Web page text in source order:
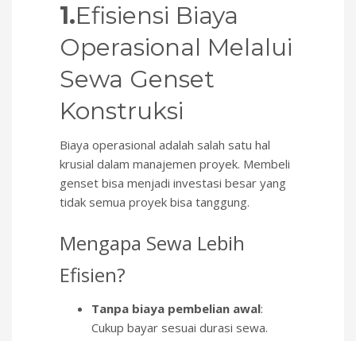
1.Efisiensi Biaya
Operasional Melalui
Sewa Genset
Konstruksi
Biaya operasional adalah salah satu hal
krusial dalam manajemen proyek. Membeli
genset bisa menjadi investasi besar yang
tidak semua proyek bisa tanggung.
Mengapa Sewa Lebih
Efisien?
Tanpa biaya pembelian awal:
Cukup bayar sesuai durasi sewa.